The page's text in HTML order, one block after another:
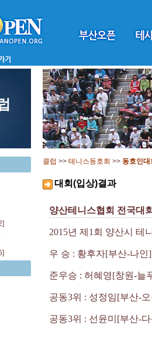
클럽 >> 테니스동호회 >> 동호인대
대회(입상)결과
양산테니스협회 전국대
2015년 제 1 회 양산시 테
우 승 : 황후자[부산-나인
준우승 : 허혜영[창원-늘
공동3위 : 성정임[부산-
공동3위 : 선윤미 [부산-